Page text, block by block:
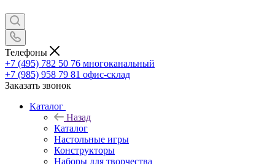
Телефоны
+7 (495) 782 50 76 многоканальный
+7 (985) 958 79 81 офис-склад
Заказать звонок
Каталог
Назад
Каталог
Настольные игры
Конструкторы
Наборы для творчества